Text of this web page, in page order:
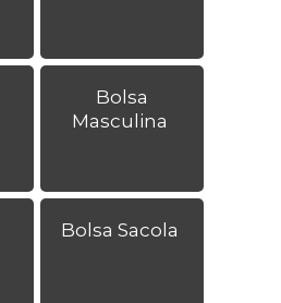
Bolsa
Masculina
Bolsa Sacola